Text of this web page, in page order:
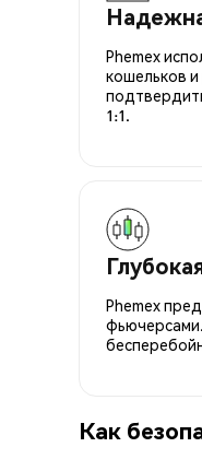
Phemex
кошельков
1:1.
Phemex
Как